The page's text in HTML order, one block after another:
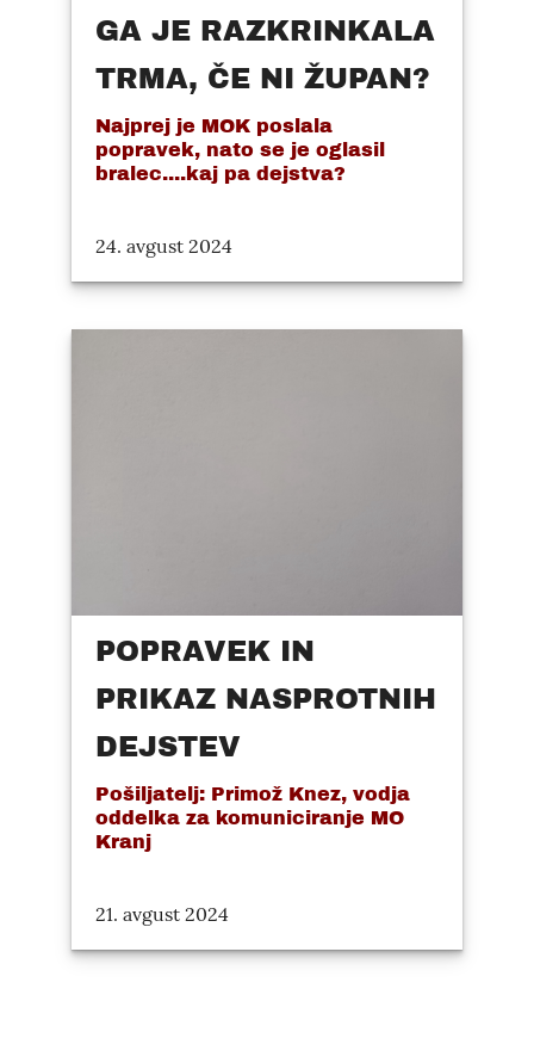
GA JE RAZKRINKALA
TRMA, ČE NI ŽUPAN?
Najprej je MOK poslala
popravek, nato se je oglasil
bralec....kaj pa dejstva?
24. avgust 2024
POPRAVEK IN
PRIKAZ NASPROTNIH
DEJSTEV
Pošiljatelj: Primož Knez, vodja
oddelka za komuniciranje MO
Kranj
21. avgust 2024